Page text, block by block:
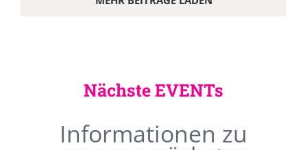
Nächste EVENTs
Informationen zu